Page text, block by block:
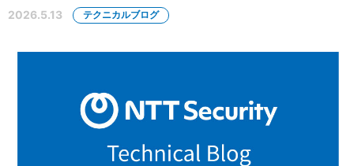
2026.5.13 テクニカルブログ